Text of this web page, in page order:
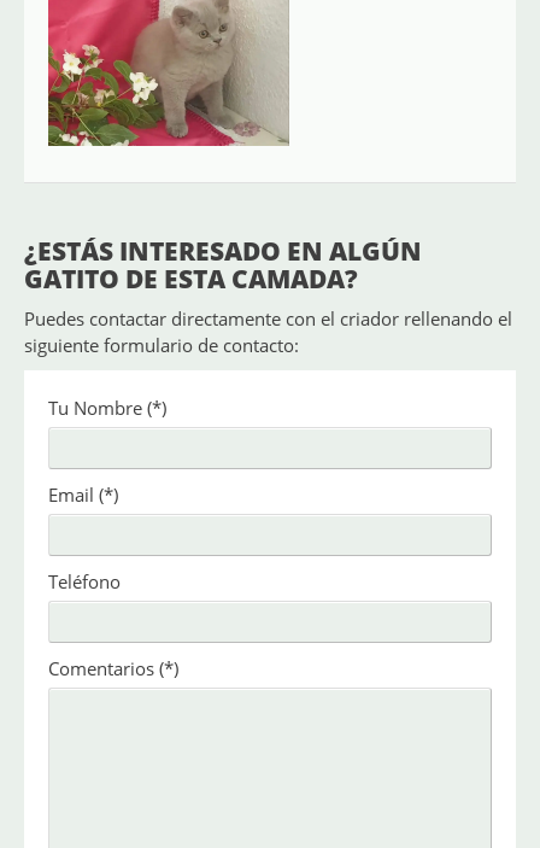
¿ESTÁS INTERESADO EN ALGÚN
GATITO DE ESTA CAMADA?
Puedes contactar directamente con el criador rellenando el
siguiente formulario de contacto:
Tu Nombre (*)
Email (*)
Teléfono
Comentarios (*)